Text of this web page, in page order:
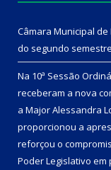
Câmara Municipal
do segundo semestre
Na 10ª Sessão
receberam a nova
a Major Alessandra
proporcionou a
reforçou o
Poder Legislativo